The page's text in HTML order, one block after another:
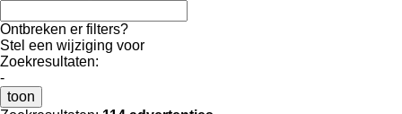
Ontbreken er filters?
Stel een wijziging voor
Zoekresultaten:
-
toon